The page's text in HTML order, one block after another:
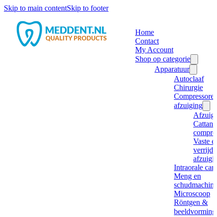
Skip to main contentSkip to footer
Home
Contact
My Account
Shop op categorie
Apparatuur
Autoclaaf
Chirurgie
afzuiging
Cattani
Vaste
Intraorale
Meng en
Microscoop
Röntgen &
beeldvorming